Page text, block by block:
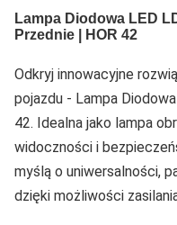
Lampa Diodowa LED
Przednie | HOR 42
Odkryj innowacyjne
pojazdu - Lampa
42. Idealna jako lampa
widoczności i
myślą o uniwersalności,
dzięki możliwości